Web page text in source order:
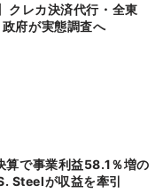
クレカ決済代行・全東
府が実態調査へ
算で事業利益58.1％増の
Steelが収益を牽引